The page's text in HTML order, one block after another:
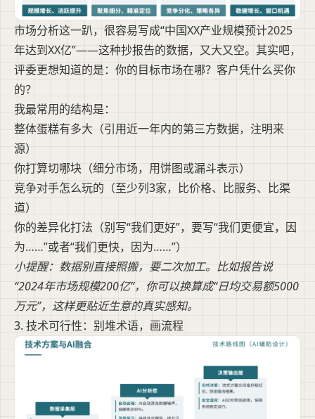
市场分析这一趴，很容易写成“中国XX产业规模预计2025
年达到XX亿”——这种抄报告的数据，又大又空。其实吧，
评委更想知道的是：你的目标市场在哪？客户凭什么买你
的？
我最常用的结构是：
整体蛋糕有多大（引用近一年内的第三方数据，注明来
源）
你打算切哪块（细分市场，用饼图或漏斗表示）
竞争对手怎么玩的（至少列3家，比价格、比服务、比渠
道）
你的差异化打法（别写“我们更好”，要写“我们更便宜，因
为……”或者“我们更快，因为……”）
小提醒：数据别直接照搬，要二次加工。比如报告说
“2024年市场规模200亿”，你可以换算成“日均交易额5000
万元”，这样更贴近生意的真实感知。
3. 技术可行性：别堆术语，画流程